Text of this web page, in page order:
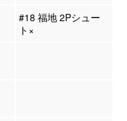
#18 福地 2Pシュー
ト×